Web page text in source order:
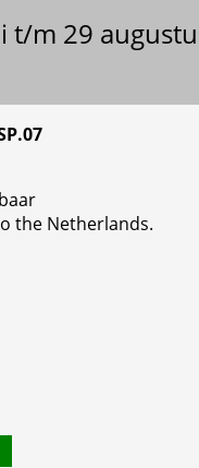
t/m 29
the Netherlands.